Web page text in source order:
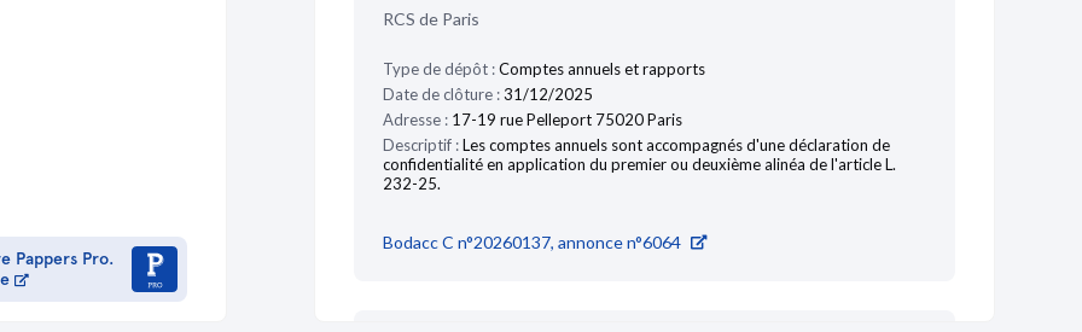
17/08/2012
Pappers Pro.
RCS de Paris
Type de dépôt :Comptes annuels et rapports
Date de clôture :31/12/2025
Adresse : 17-19 rue Pelleport 75020 Paris
Descriptif :Les comptes annuels sont accompagnés d'une déclaration de
confidentialité en application du premier ou deuxième alinéa de l'article L.
232-25.
Bodacc C n°20260137, annonce n°6064